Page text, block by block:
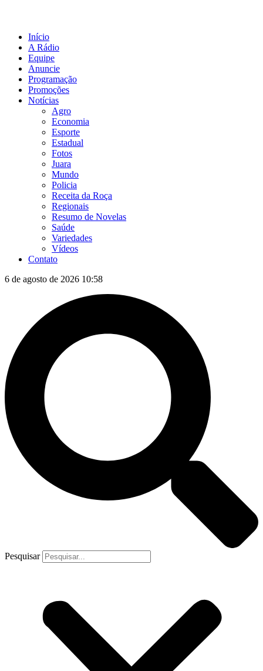
Início
A Rádio
Equipe
Anuncie
Programação
Promoções
Notícias
Agro
Economia
Esporte
Estadual
Fotos
Juara
Mundo
Policia
Receita da Roça
Regionais
Resumo de Novelas
Saúde
Variedades
Vídeos
Contato
6 de agosto de 2026 10:58
Pesquisar